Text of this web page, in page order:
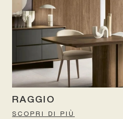
RAGGIO
SCOPRI DI PIÙ